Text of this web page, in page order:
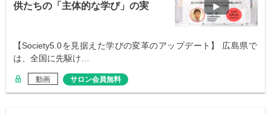
供たちの「主体的な学び」の実
【Society5.0を見据えた学びの変革のアップデート】 広島県で
は、全国に先駆け…
動画 サロン会員無料